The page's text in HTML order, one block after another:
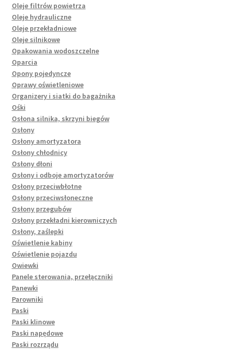
Oleje filtrów powietrza
Oleje hydrauliczne
Oleje przekładniowe
Oleje silnikowe
Opakowania wodoszczelne
Oparcia
Opony pojedyncze
Oprawy oświetleniowe
Organizery i siatki do bagażnika
Ośki
Osłona silnika, skrzyni biegów
Osłony
Osłony amortyzatora
Osłony chłodnicy
Osłony dłoni
Osłony i odboje amortyzatorów
Osłony przeciwbłotne
Osłony przeciwsłoneczne
Osłony przegubów
Osłony przekładni kierowniczych
Osłony, zaślepki
Oświetlenie kabiny
Oświetlenie pojazdu
Owiewki
Panele sterowania, przełączniki
Panewki
Parowniki
Paski
Paski klinowe
Paski napędowe
Paski rozrządu